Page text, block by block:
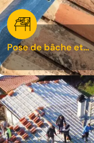
Pose de bâche et
bâchage de toiture